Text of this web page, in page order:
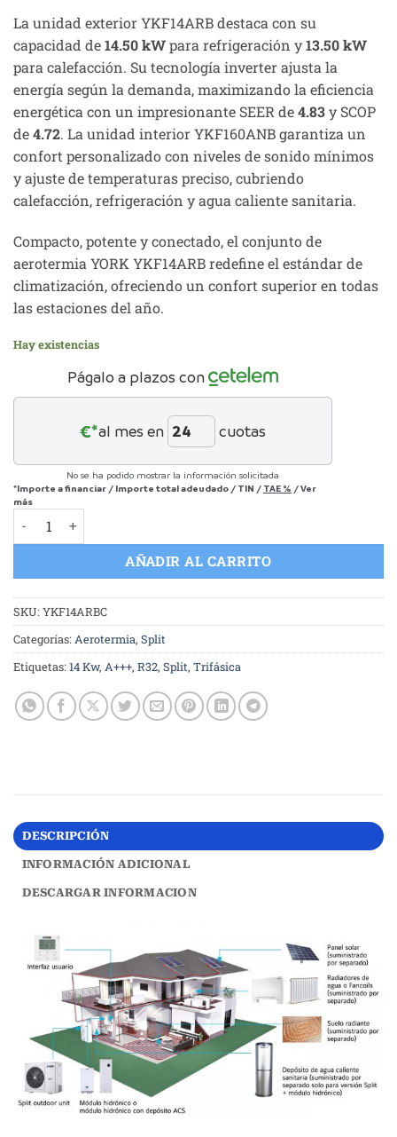
La unidad exterior YKF14ARB destaca con su
capacidad de14.50 kWpara refrigeración y13.50 kW
para calefacción. Su tecnología inverter ajusta la
energía según la demanda, maximizando la eficiencia
energética con un impresionante SEER de4.83y SCOP
de4.72. La unidad interior YKF160ANB garantiza un
confort personalizado con niveles de sonido mínimos
y ajuste de temperaturas preciso, cubriendo
calefacción, refrigeración y agua caliente sanitaria.
Compacto, potente y conectado, el conjunto de
aerotermia YORK YKF14ARB redefine el estándar de
climatización, ofreciendo un confort superior en todas
las estaciones del año.
Hay existencias
Págalo a plazos con
€*al mes en cuotas
No se ha podido mostrar la información solicitada
*Importe a financiar / Importe total adeudado / TIN / TAE % /Ver
más
Aerotermia Split Trifásica YORK YKF14ARBC: Máximo
AÑADIR AL CARRITO
SKU:YKF14ARBC
Categorías: Aerotermia, Split
Etiquetas:14 Kw, A+++, R32, Split, Trifásica
DESCRIPCIÓN
INFORMACIÓN ADICIONAL
DESCARGAR INFORMACION